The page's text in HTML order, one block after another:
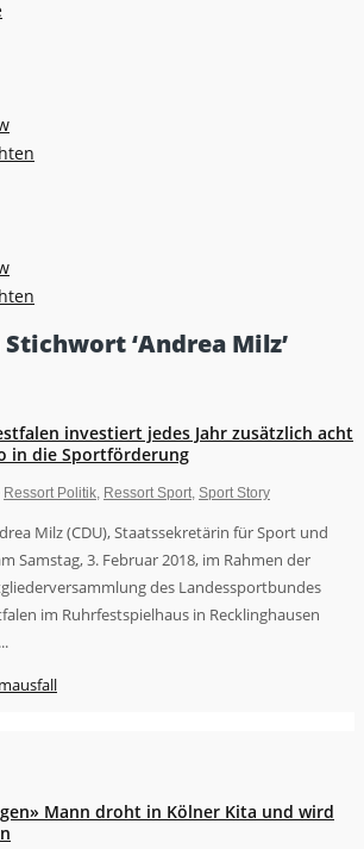
‘Andrea Milz’
investiert jedes Jahr zusätzlich acht
in die Sportförderung
Ressort Politik Ressort Sport Sport Story
Milz (CDU), Staatssekretärin für Sport und
Samstag, 3. Februar 2018, im Rahmen der
des Landessportbundes
im Ruhrfestspielhaus in Recklinghausen
Mann droht in Kölner Kita und wird